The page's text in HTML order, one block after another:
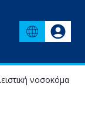
νοσοκόμα